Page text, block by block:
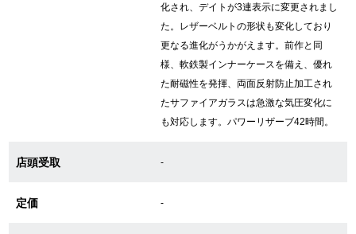
GINZA RASINの中古腕時計について化され、デイトが3連表示に変更されまし
た。レザーベルトの形状も変化しており
更なる進化がうかがえます。前作と同
様、軟鉄製インナーケースを備え、優れ
た耐磁性を発揮、両面反射防止加工され
たサファイアガラスは急激な気圧変化に
も対応します。パワーリザーブ42時間。
店頭受取 -
定価 -